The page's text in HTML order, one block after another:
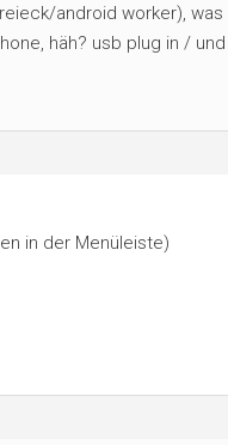
android worker), was
häh? usb plug in /
in der Menüleiste)